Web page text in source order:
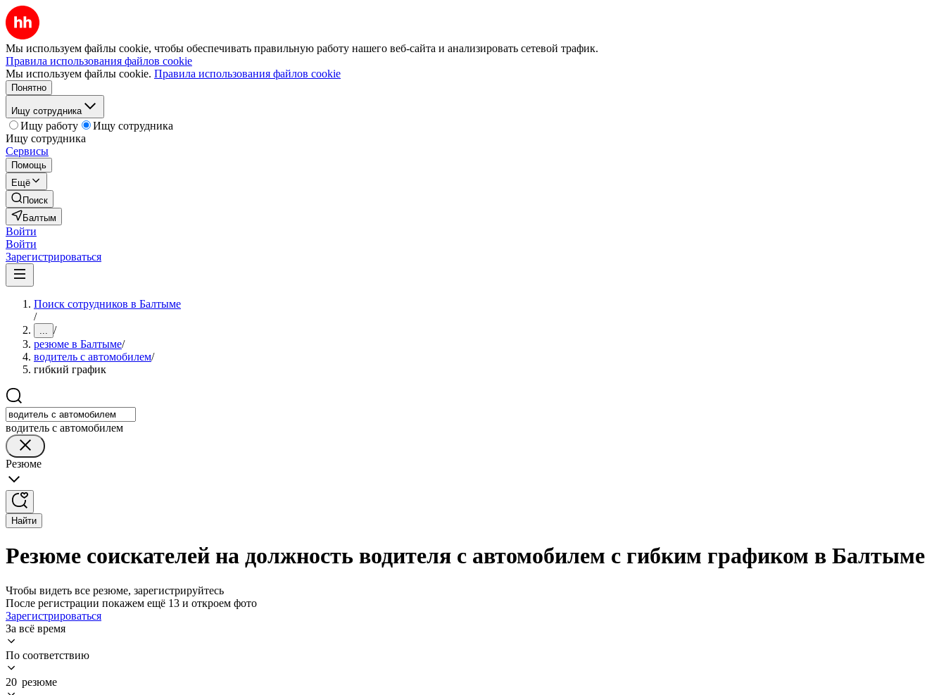
Мы используем файлы cookie, чтобы обеспечивать правильную работу нашего веб-сайта и анализировать сетевой трафик.
Правила использования файлов cookie
Мы используем файлы cookie. Правила использования файлов cookie
Понятно
Ищу сотрудника
Ищу работу
Ищу сотрудника
Ищу сотрудника
Сервисы
Помощь
Ещё
Поиск
Балтым
Войти
Войти
Зарегистрироваться
Поиск сотрудников в Балтыме
/
... /
резюме в Балтыме/
водитель с автомобилем/
гибкий график
водитель с автомобилем
Резюме
Найти
Резюме соискателей на должность водителя с автомобилем с гибким графиком в Балтыме
Чтобы видеть все резюме, зарегистрируйтесь
После регистрации покажем ещё 13 и откроем фото
Зарегистрироваться
За всё время
По соответствию
20 резюме